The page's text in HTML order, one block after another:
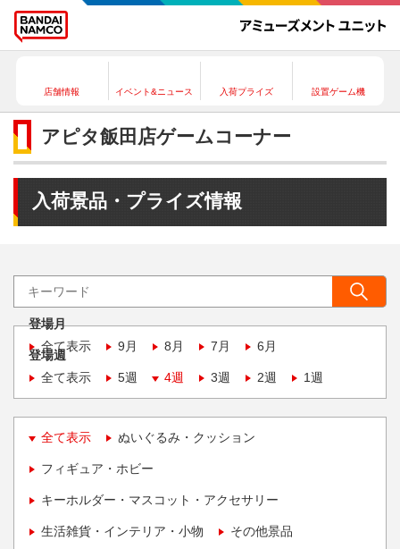
店舗情報 イベント&ニュース 入荷プライズ 設置ゲーム機
アピタ飯田店ゲームコーナー
入荷景品・プライズ情報
登場月
全て表示
9月 8月 7月 6月
登場週
全て表示
5週 4週 3週 2週 1週
全て表示 ぬいぐるみ・クッション
フィギュア・ホビー
キーホルダー・マスコット・アクセサリー
生活雑貨・インテリア・小物 その他景品